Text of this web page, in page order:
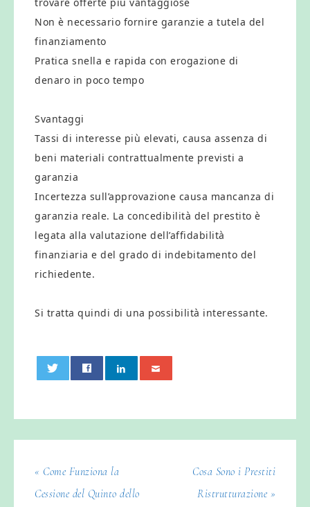
Non è necessario fornire garanzie a tutela del
finanziamento
Pratica snella e rapida con erogazione di
denaro in poco tempo
Svantaggi
Tassi di interesse più elevati, causa assenza di
beni materiali contrattualmente previsti a
garanzia
Incertezza sull’approvazione causa mancanza di
garanzia reale. La concedibilità del prestito è
legata alla valutazione dell’affidabilità
finanziaria e del grado di indebitamento del
richiedente.
Si tratta quindi di una possibilità interessante.
« Come Funziona la
Cessione del Quinto dello
Cosa Sono i Prestiti
Ristrutturazione »